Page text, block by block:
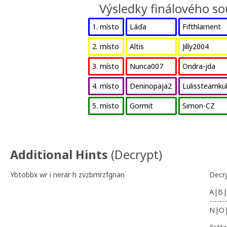
Výsledky finálového
1. místo Láďa Fifthlament
2. místo Altis Jilly2004
3. místo Nunca007 Ondra-jda
4. místo Deninopaja2
5. místo Gormit Simon-CZ
Additional Hints (Decrypt)
Ybtobbx wr i nerar h zvzbmrzfgnan